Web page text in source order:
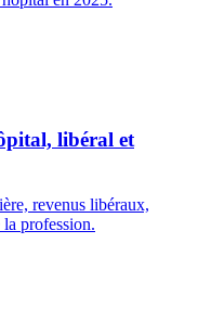
libéral et
revenus libéraux,
profession.